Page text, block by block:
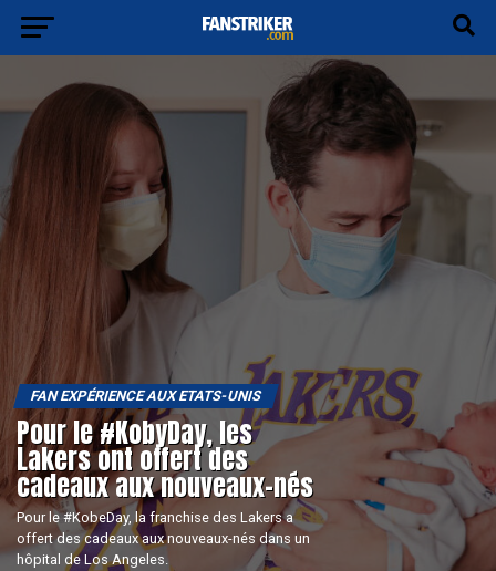
FAN EXPÉRIENCE AUX ETATS-UNIS
Pour le #KobyDay, les
Lakers ont offert des
cadeaux aux nouveaux-nés
Pour le #KobeDay, la franchise des Lakers a
offert des cadeaux aux nouveaux-nés dans un
hôpital de Los Angeles.